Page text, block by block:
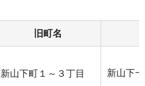
旧町名
新山下町１～３丁目 新山下